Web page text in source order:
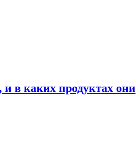
в каких продуктах они